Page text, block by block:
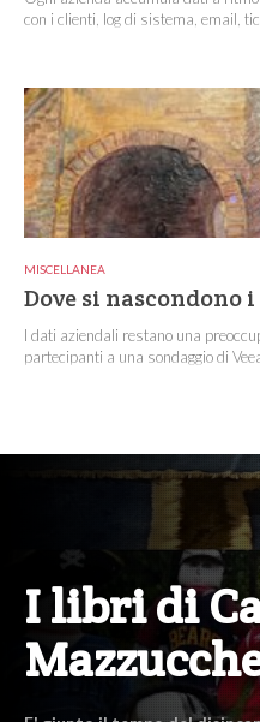
con i clienti, log di sistema, email,
MISCELLANEA
Dove si nascondono
I dati aziendali restano una
partecipanti a una sondaggio di
I libri di